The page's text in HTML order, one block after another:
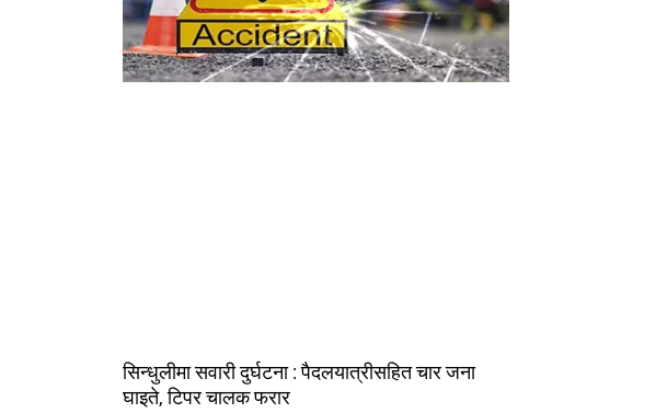
सिन्धुलीमा सवारी दुर्घटना : पैदलयात्रीसहित चार जना
घाइते, टिपर चालक फरार